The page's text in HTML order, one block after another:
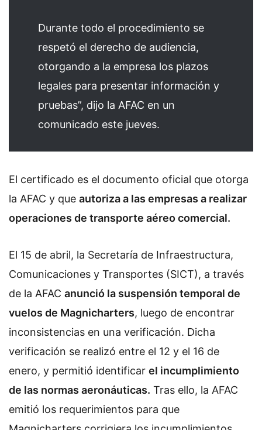
Durante todo el procedimiento se
respetó el derecho de audiencia,
otorgando a la empresa los plazos
legales para presentar información y
pruebas”, dijo la AFAC en un
comunicado este jueves.
El certificado es el documento oficial que otorga
la AFAC y que autoriza a las empresas a realizar
operaciones de transporte aéreo comercial.
El 15 de abril, la Secretaría de Infraestructura,
Comunicaciones y Transportes (SICT), a través
de la AFAC anunció la suspensión temporal de
vuelos de Magnicharters, luego de encontrar
inconsistencias en una verificación. Dicha
verificación se realizó entre el 12 y el 16 de
enero, y permitió identificar el incumplimiento
de las normas aeronáuticas. Tras ello, la AFAC
emitió los requerimientos para que